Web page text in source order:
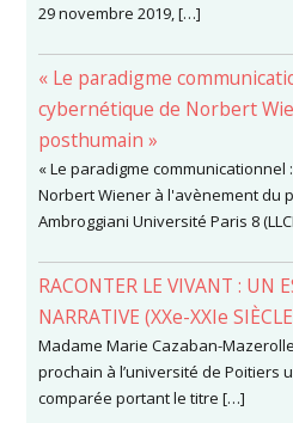
29 novembre 2019, […]
« Le paradigme
cybernétique de Norbert
posthumain »
« Le paradigme
Norbert Wiener à l'avènement du
Ambroggiani Université Paris 8
RACONTER LE VIVANT : UN
NARRATIVE (XXe-XXIe
Madame Marie Cazaban-
prochain à l’université de Poitiers
comparée portant le titre […]